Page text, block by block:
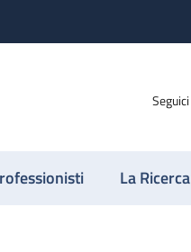
Seguici
La Ricerca